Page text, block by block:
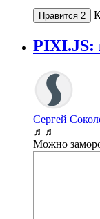
Нравится 2
PIXI.JS:
Сергей
♬♬
Можно